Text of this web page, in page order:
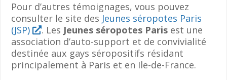
Pour d’autres témoignages, vous pouvez
consulter le site des Jeunes séropotes Paris
(JSP)
. Les Jeunes séropotes Paris est une
association d’auto-support et de convivialité
destinée aux gays séropositifs résidant
principalement à Paris et en Ile-de-France.